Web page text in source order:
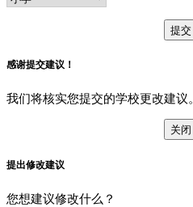
提交
感谢提交建议！
我们将核实您提交的学校更改建议。
关闭
提出修改建议
您想建议修改什么？